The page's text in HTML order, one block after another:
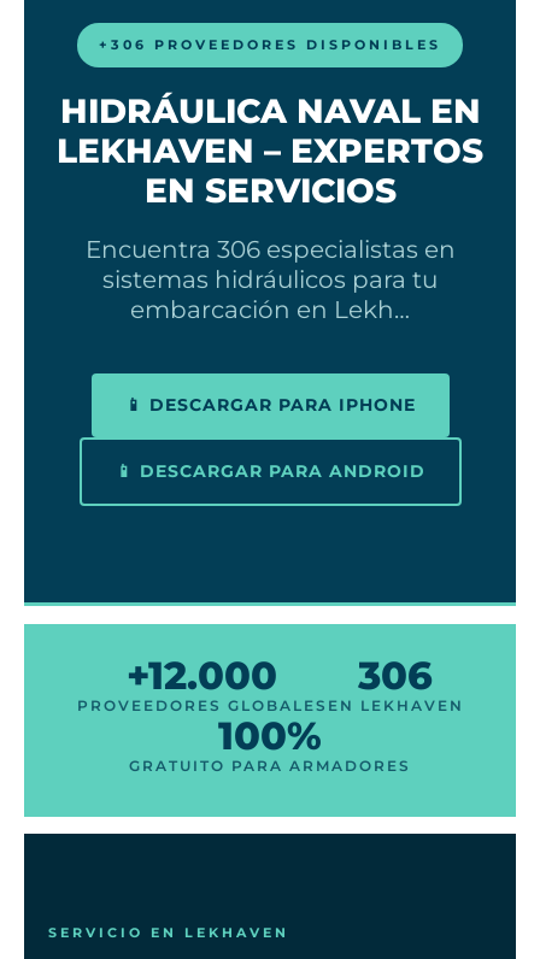
+306 PROVEEDORES DISPONIBLES
HIDRÁULICA NAVAL EN
LEKHAVEN – EXPERTOS
EN SERVICIOS
Encuentra 306 especialistas en
sistemas hidráulicos para tu
embarcación en Lekh…
📱 DESCARGAR PARA IPHONE
📱 DESCARGAR PARA ANDROID
+12.000
PROVEEDORES GLOBALES
306
EN LEKHAVEN
100%
GRATUITO PARA ARMADORES
SERVICIO EN LEKHAVEN